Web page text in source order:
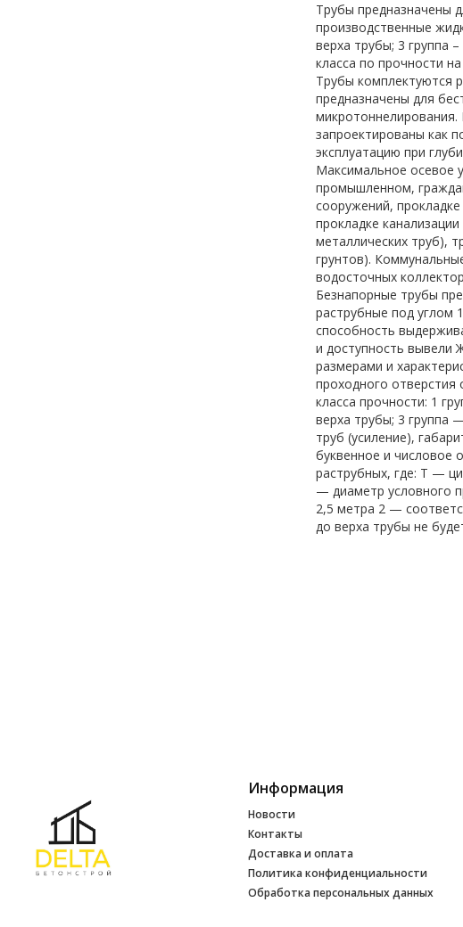
Трубы предназначены
производственные
верха трубы; 3 группа
класса по прочности
Трубы комплектуются
предназначены для
микротоннелирования.
запроектированы как
эксплуатацию при
Максимальное осевое
промышленном,
сооружений,
прокладке
металлических труб),
грунтов).
водосточных
Безнапорные трубы
раструбные под углом
способность
и доступность вывели
размерами и
проходного
класса прочности: 1
верха трубы; 3 группа
труб (усиление),
буквенное и числовое
раструбных, где: Т —
— диаметр условного
2,5 метра 2 —
до верха трубы не
Информация
Новости
Контакты
Доставка и оплата
Политика конфиденциальности
Обработка персональных данных